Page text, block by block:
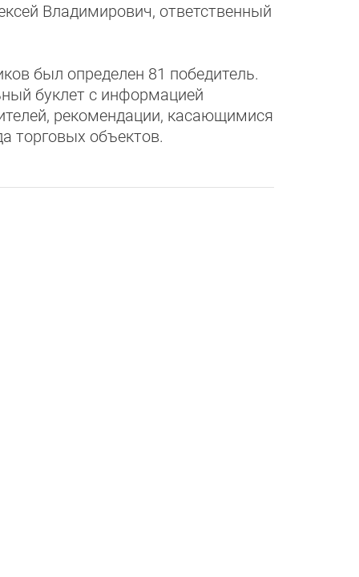
Владимирович, ответственный
был определен 81 победитель.
буклет с информацией
рекомендации, касающимися
торговых объектов.